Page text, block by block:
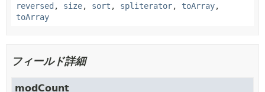
reversed , size, sort , spliterator, toArray,
toArray
フィールド詳細
modCount